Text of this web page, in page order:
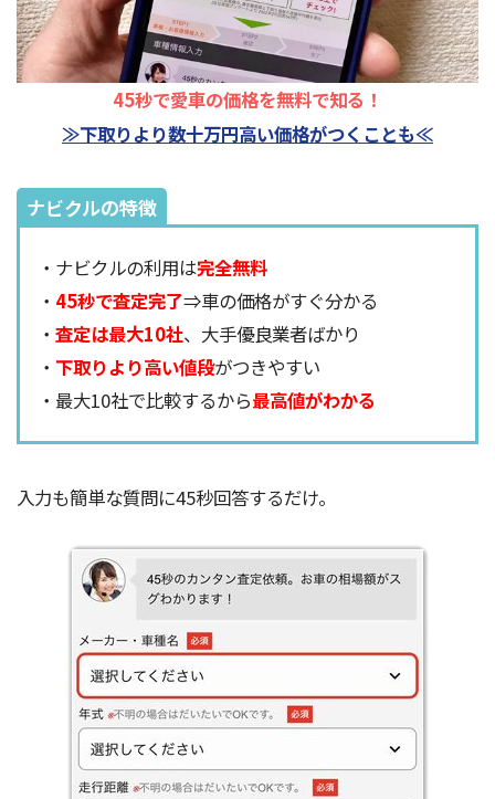
45秒で愛車の価格を無料で知る！
≫下取りより数十万円高い価格がつくことも≪
ナビクルの特徴
・ナビクルの利用は完全無料
・ 45秒で査定完了⇒車の価格がすぐ分かる
・査定は最大10社、大手優良業者ばかり
・下取りより高い値段がつきやすい
・最大10社で比較するから最高値がわかる
入力も簡単な質問に45秒回答するだけ。